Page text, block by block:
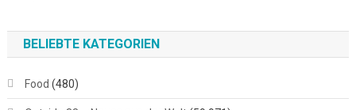
BELIEBTE KATEGORIEN
Food (480)